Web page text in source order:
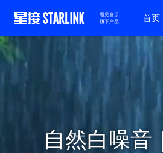
首页
自然白噪音